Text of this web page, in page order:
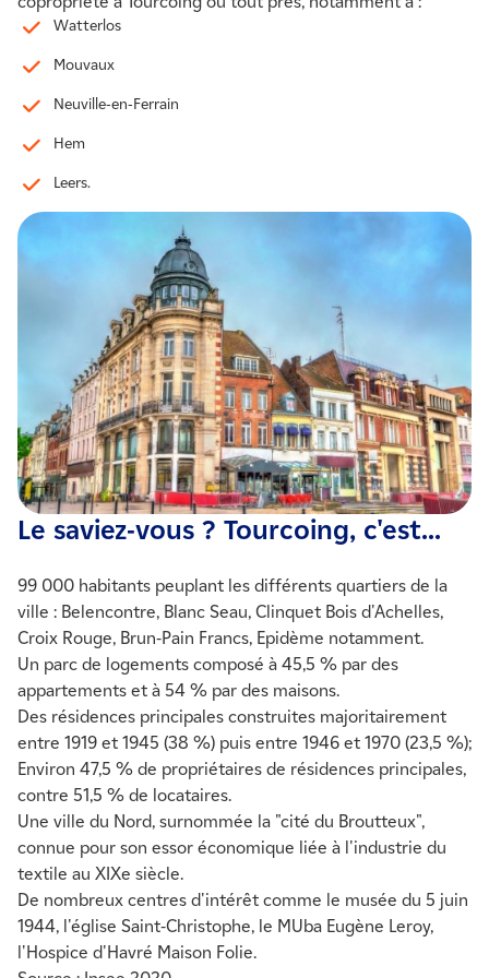
Watterlos
Mouvaux
Neuville-en-Ferrain
Hem
Leers.
Le saviez-vous ? Tourcoing, c'est...
99 000 habitants peuplant les différents quartiers de la
ville : Belencontre, Blanc Seau, Clinquet Bois d'Achelles,
Croix Rouge, Brun-Pain Francs, Epidème notamment.
Un parc de logements composé à 45,5 % par des
appartements et à 54 % par des maisons.
Des résidences principales construites majoritairement
entre 1919 et 1945 (38 %) puis entre 1946 et 1970 (23,5 %);
Environ 47,5 % de propriétaires de résidences principales,
contre 51,5 % de locataires.
Une ville du Nord, surnommée la "cité du Broutteux",
connue pour son essor économique liée à l'industrie du
textile au XIXe siècle.
De nombreux centres d'intérêt comme le musée du 5 juin
1944, l'église Saint-Christophe, le MUba Eugène Leroy,
l'Hospice d'Havré Maison Folie.